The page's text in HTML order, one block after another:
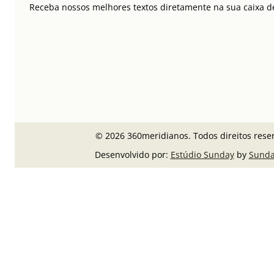
Receba nossos melhores textos diretamente na sua caixa
© 2026 360meridianos. Todos direitos
Desenvolvido por: Estúdio Sundayby